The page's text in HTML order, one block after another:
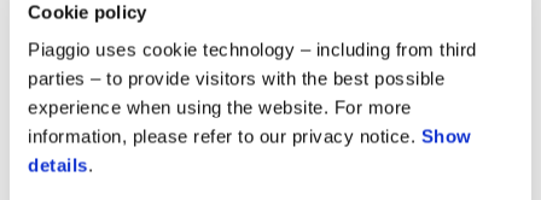
Cookie policy
Piaggio uses cookie technology – including from third
parties – to provide visitors with the best possible
experience when using the website. For more
information, please refer to our privacy notice. Show
details.
aluminijumski nosač
klase.Mat-crni detalji na retrovizorima, auspuhu i prtljažniku
dopunjuju satensku završnu obradu točkova, logotipa i indikatora
da bi Piaggio Libertiju dali modernu, sofisticiranu estetiku.